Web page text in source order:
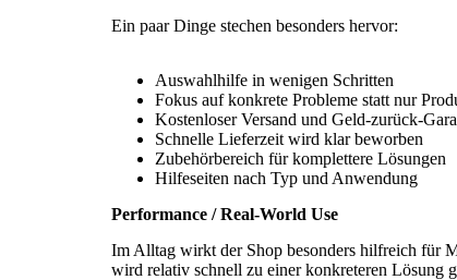
Ein paar Dinge stechen besonders hervor:
Auswahlhilfe in wenigen Schritten
Fokus auf konkrete Probleme statt nur
Kostenloser Versand und Geld-zurück-
Schnelle Lieferzeit wird klar beworben
Zubehörbereich für komplettere Lösungen
Hilfeseiten nach Typ und Anwendung
Performance / Real-World Use
Im Alltag wirkt der Shop besonders hilfreich für
wird relativ schnell zu einer konkreteren Lösung